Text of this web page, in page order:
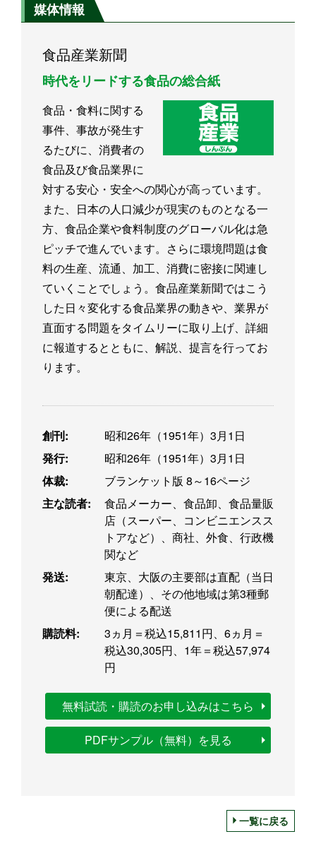
媒体情報
食品産業新聞
時代をリードする食品の総合紙
食品・食料に関する
事件、事故が発生す
るたびに、消費者の
食品及び食品業界に
対する安心・安全への関心が高っています。
また、日本の人口減少が現実のものとなる一
方、食品企業や食料制度のグローバル化は急
ピッチで進んでいます。さらに環境問題は食
料の生産、流通、加工、消費に密接に関連し
ていくことでしょう。食品産業新聞ではこう
した日々変化する食品業界の動きや、業界が
直面する問題をタイムリーに取り上げ、詳細
に報道するとともに、解説、提言を行ってお
ります。
創刊:
昭和26年（1951年）3月1日
発行:
昭和26年（1951年）3月1日
体裁:
ブランケット版 8～16ページ
主な読者:
食品メーカー、食品卸、食品量販
店（スーパー、コンビニエンスス
トアなど）、商社、外食、行政機
関など
発送:
東京、大阪の主要部は直配（当日
朝配達）、その他地域は第3種郵
便による配送
購読料:
3ヵ月＝税込15,811円、6ヵ月＝
税込30,305円、1年＝税込57,974
円
無料試読・購読のお申し込みはこちら
PDFサンプル（無料）を見る
一覧に戻る